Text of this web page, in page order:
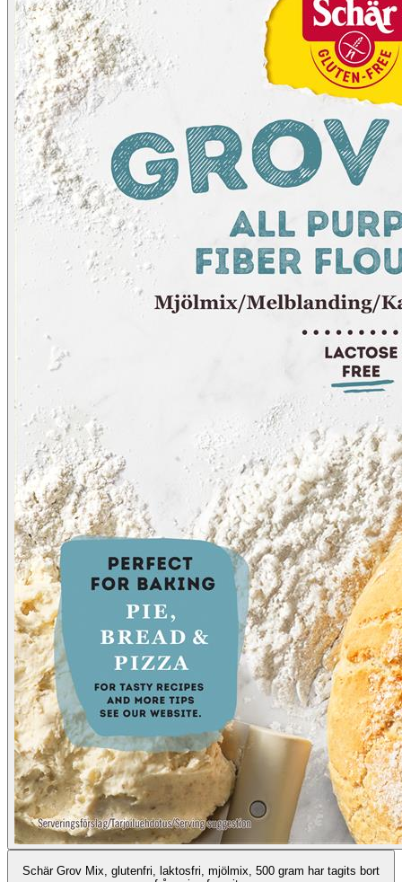
Schär Grov Mix, glutenfri, laktosfri, mjölmix, 500 gram har tagits bort